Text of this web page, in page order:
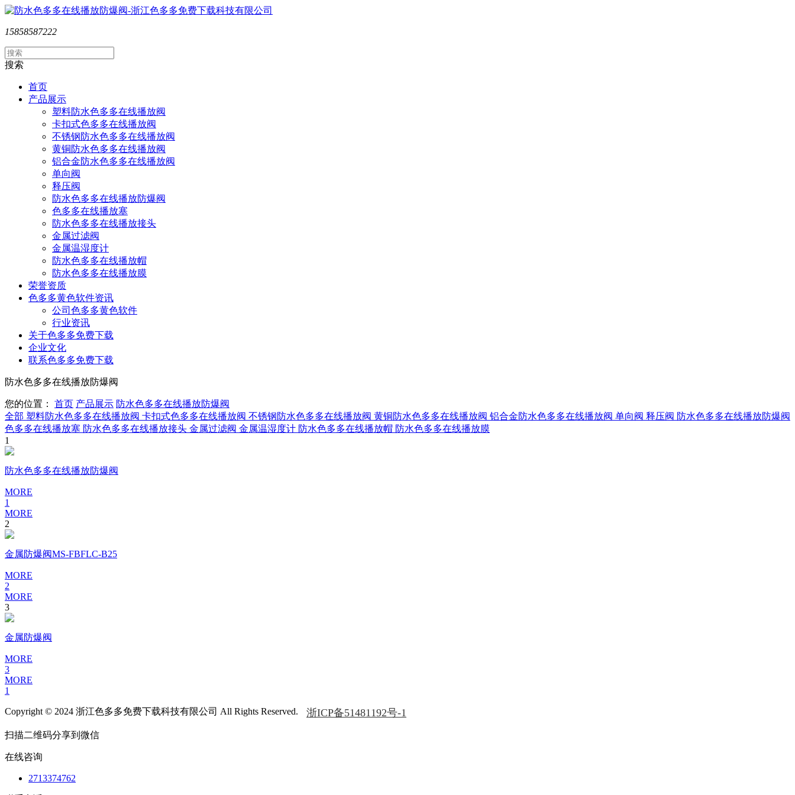
15858587222
搜索
首页
产品展示
塑料防水色多多在线播放阀
卡扣式色多多在线播放阀
不锈钢防水色多多在线播放阀
黄铜防水色多多在线播放阀
铝合金防水色多多在线播放阀
单向阀
释压阀
防水色多多在线播放防爆阀
色多多在线播放塞
防水色多多在线播放接头
金属过滤阀
金属温湿度计
防水色多多在线播放帽
防水色多多在线播放膜
荣誉资质
色多多黄色软件资讯
公司色多多黄色软件
行业资讯
关于色多多免费下载
企业文化
联系色多多免费下载
防水色多多在线播放防爆阀
您的位置： 首页 产品展示 防水色多多在线播放防爆阀
全部 塑料防水色多多在线播放阀 卡扣式色多多在线播放阀 不锈钢防水色多多在线播放阀 黄铜防水色多多在线播放阀 铝合金防水色多多在线播放阀 单向阀 释压阀 防水色多多在线播放防爆阀
色多多在线播放塞 防水色多多在线播放接头 金属过滤阀 金属温湿度计 防水色多多在线播放帽 防水色多多在线播放膜
1
防水色多多在线播放防爆阀
MORE
1
MORE
2
金属防爆阀MS-FBFLC-B25
MORE
2
MORE
3
金属防爆阀
MORE
3
MORE
1
Copyright © 2024 浙江色多多免费下载科技有限公司 All Rights Reserved. 浙ICP备51481192号-1
扫描二维码分享到微信
在线咨询
2713374762